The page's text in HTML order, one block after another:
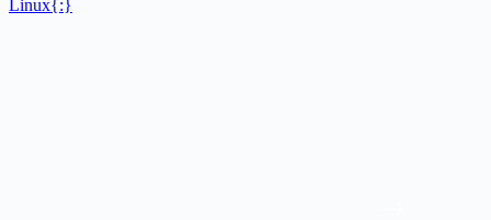
Linux{:}